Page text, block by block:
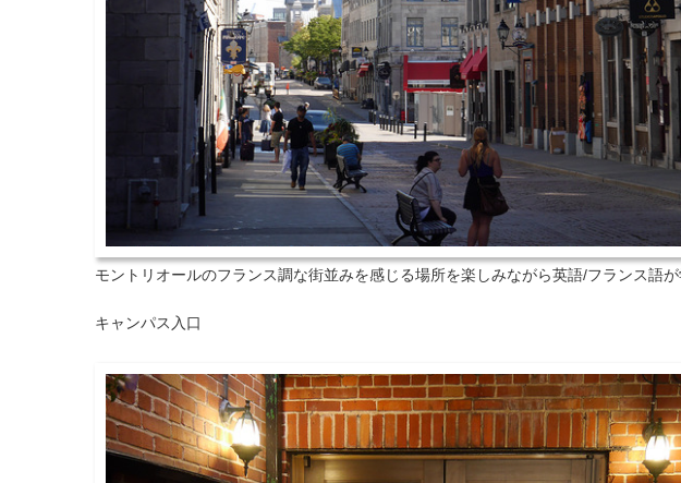
モントリオールのフランス調な街並みを感じる場所を楽しみながら英語/フランス語が
キャンパス入口